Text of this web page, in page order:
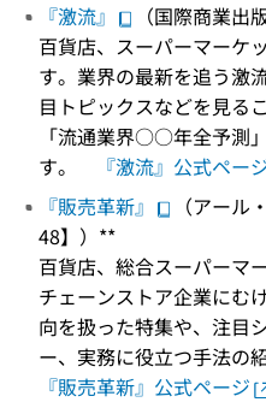
『激流』
（国際商業
百貨店、スーパーマーケ
す。業界の最新を追う激
目トピックスなどを見る
「流通業界○○年全予測
す。
『激流』公式ペー
『販売革新』
（アー
48】）**
百貨店、総合スーパーマ
チェーンストア企業にむ
向を扱った特集や、注目
ー、実務に役立つ手法の
『販売革新』公式ページ